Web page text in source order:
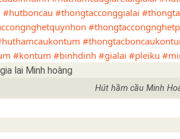
#hutboncau #thongtacconggialai
#kontum #binhdinh #gialai #pleiku
Hút hầm cầu Minh